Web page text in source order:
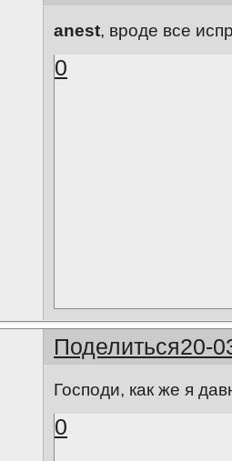
anest, вроде все
0
Поделиться20-
Господи, как же я
0